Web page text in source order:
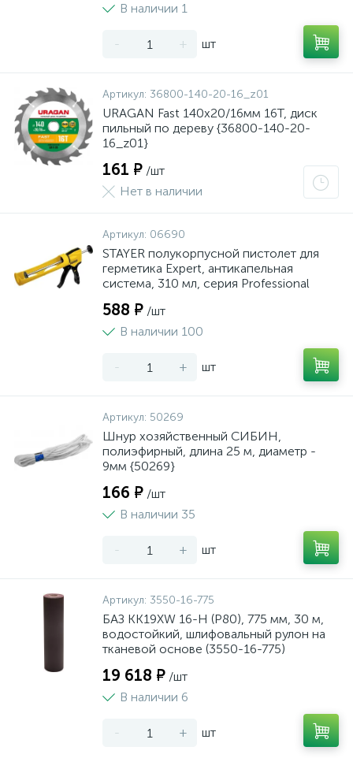
В наличии 1
- + шт
Артикул: 36800-140-20-16_z01
URAGAN Fast 140x20/16мм 16Т, диск
пильный по дереву {36800-140-20-
16_z01}
161 ₽ /шт
Нет в наличии
Артикул: 06690
STAYER полукорпусной пистолет для
герметика Expert, антикапельная
система, 310 мл, серия Professional
588 ₽ /шт
В наличии 100
- + шт
Артикул: 50269
Шнур хозяйственный СИБИН,
полиэфирный, длина 25 м, диаметр -
9мм {50269}
166 ₽ /шт
В наличии 35
- + шт
Артикул: 3550-16-775
БАЗ KK19XW 16-H (Р80), 775 мм, 30 м,
водостойкий, шлифовальный рулон на
тканевой основе (3550-16-775)
19 618 ₽ /шт
В наличии 6
- + шт